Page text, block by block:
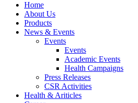
Home
About Us
Products
News & Events
Events
Events
Academic Events
Health Campaigns
Press Releases
CSR Activities
Health & Ariticles